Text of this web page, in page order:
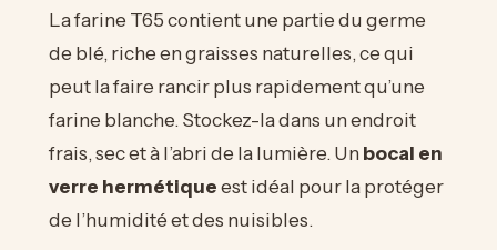
La farine T65 contient une partie du germe
de blé, riche en graisses naturelles, ce qui
peut la faire rancir plus rapidement qu’une
farine blanche. Stockez-la dans un endroit
frais, sec et à l’abri de la lumière. Un bocal en
verre hermétiqueest idéal pour la protéger
de l’humidité et des nuisibles.